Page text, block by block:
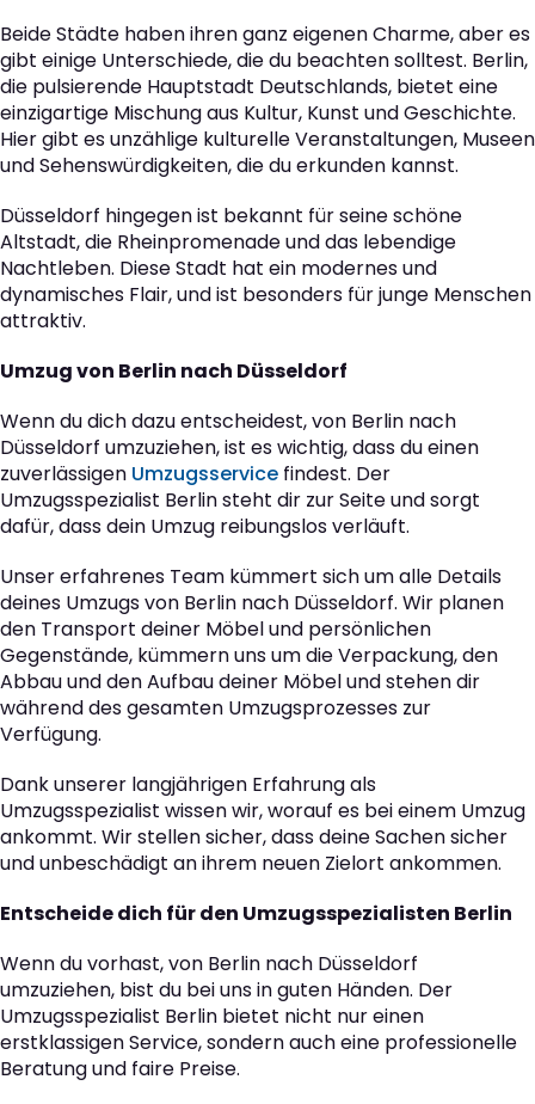
Beide Städte haben ihren ganz eigenen Charme, aber es
gibt einige Unterschiede, die du beachten solltest. Berlin,
die pulsierende Hauptstadt Deutschlands, bietet eine
einzigartige Mischung aus Kultur, Kunst und Geschichte.
Hier gibt es unzählige kulturelle Veranstaltungen, Museen
und Sehenswürdigkeiten, die du erkunden kannst.
Düsseldorf hingegen ist bekannt für seine schöne
Altstadt, die Rheinpromenade und das lebendige
Nachtleben. Diese Stadt hat ein modernes und
dynamisches Flair, und ist besonders für junge Menschen
attraktiv.
Umzug von Berlin nach Düsseldorf
Wenn du dich dazu entscheidest, von Berlin nach
Düsseldorf umzuziehen, ist es wichtig, dass du einen
zuverlässigen Umzugsservice findest. Der
Umzugsspezialist Berlin steht dir zur Seite und sorgt
dafür, dass dein Umzug reibungslos verläuft.
Unser erfahrenes Team kümmert sich um alle Details
deines Umzugs von Berlin nach Düsseldorf. Wir planen
den Transport deiner Möbel und persönlichen
Gegenstände, kümmern uns um die Verpackung, den
Abbau und den Aufbau deiner Möbel und stehen dir
während des gesamten Umzugsprozesses zur
Verfügung.
Dank unserer langjährigen Erfahrung als
Umzugsspezialist wissen wir, worauf es bei einem Umzug
ankommt. Wir stellen sicher, dass deine Sachen sicher
und unbeschädigt an ihrem neuen Zielort ankommen.
Entscheide dich für den Umzugsspezialisten Berlin
Wenn du vorhast, von Berlin nach Düsseldorf
umzuziehen, bist du bei uns in guten Händen. Der
Umzugsspezialist Berlin bietet nicht nur einen
erstklassigen Service, sondern auch eine professionelle
Beratung und faire Preise.